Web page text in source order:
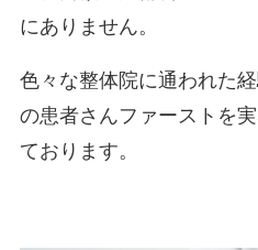
にありません。
色々な整体院に通われた
の患者さんファーストを
ております。